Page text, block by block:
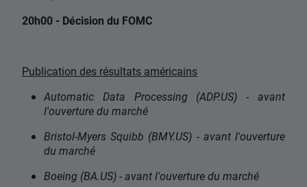
20h00 - Décision du FOMC
Publication des résultats américains
Automatic Data Processing (ADP.US) - avant
l'ouverture du marché
Bristol-Myers Squibb (BMY.US) - avant l'ouverture
du marché
Boeing (BA.US) - avant l'ouverture du marché